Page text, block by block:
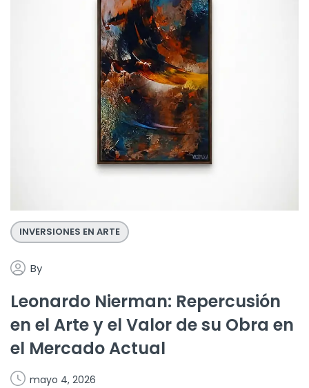
INVERSIONES EN ARTE
By
Leonardo Nierman: Repercusión
en el Arte y el Valor de su Obra en
el Mercado Actual
mayo 4, 2026